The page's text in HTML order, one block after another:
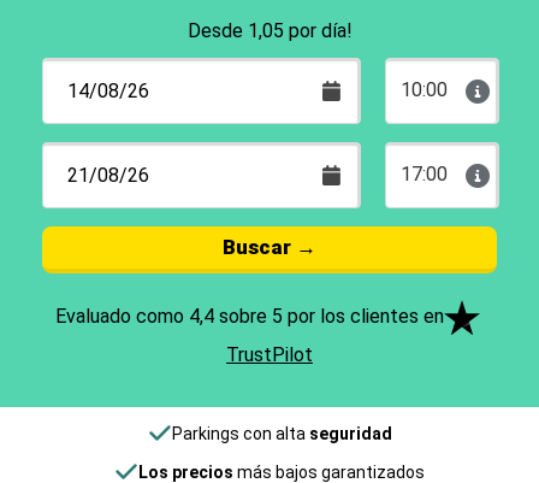
Desde 1,05 por día!
10:00
17:00
Buscar →
Evaluado como 4,4 sobre 5 por los clientes en
TrustPilot
Parkings con alta seguridad
Los precios más bajos garantizados